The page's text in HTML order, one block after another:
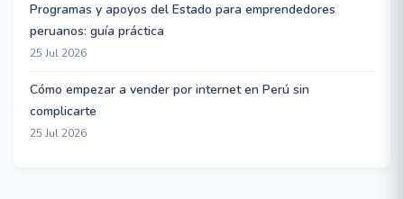
Programas y apoyos del Estado para emprendedores
peruanos: guía práctica
25 Jul 2026
Cómo empezar a vender por internet en Perú sin
complicarte
25 Jul 2026